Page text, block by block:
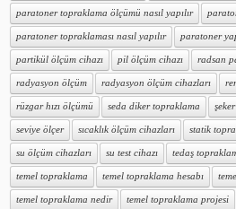
paratoner topraklama ölçümü nasıl yapılır
paratoner topraklaması nasıl yapılır paratoner
partikül ölçüm cihazı pil ölçüm cihazı radsan
radyasyon ölçüm radyasyon ölçüm cihazları
rüzgar hızı ölçümü seda diker topraklama
seviye ölçer sıcaklık ölçüm cihazları statik
su ölçüm cihazları su test cihazı tedaş
temel topraklama temel topraklama hesabı
temel topraklama nedir temel topraklama projesi